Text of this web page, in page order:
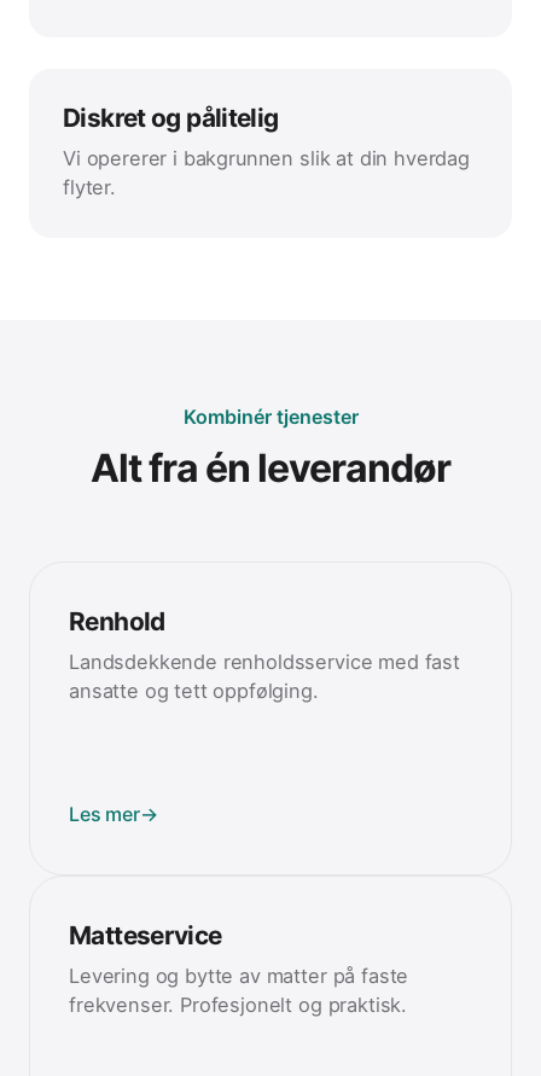
Diskret og pålitelig
Vi opererer i bakgrunnen slik at din hverdag
flyter.
Kombinér tjenester
Alt fra én leverandør
Renhold
Landsdekkende renholdsservice med fast
ansatte og tett oppfølging.
Les mer→
Matteservice
Levering og bytte av matter på faste
frekvenser. Profesjonelt og praktisk.